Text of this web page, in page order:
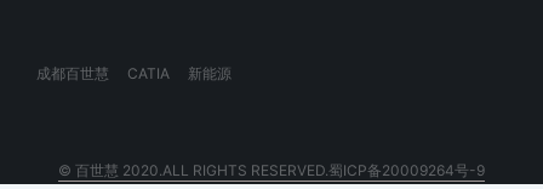
成都百世慧 CATIA 新能源
© 百世慧 2020.ALL RIGHTS RESERVED.蜀ICP备20009264号-9